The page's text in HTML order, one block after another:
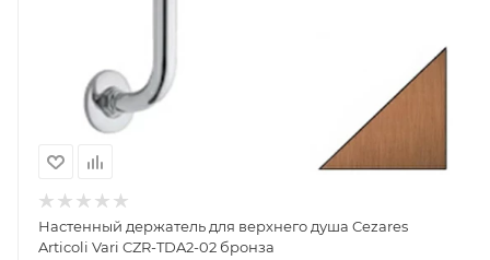
Настенный держатель для верхнего душа Cezares
Articoli Vari CZR-TDA2-02 бронза